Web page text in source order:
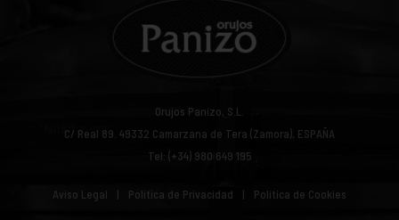
Orujos Panizo, S.L.
C/ Real 89. 49332 Camarzana de Tera (Zamora), ESPAÑA
Tel: (+34) 980 649 195
Aviso Legal Política de Privacidad Política de Cookies